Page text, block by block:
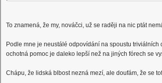
To znamená, že my, nováčci, už se raději na nic ptát
Podle mne je neustálé odpovídání na spoustu
ochotná pomoc je daleko lepší než na jiných fórech se
Chápu, že lidská blbost nezná mezí, ale doufám, že se